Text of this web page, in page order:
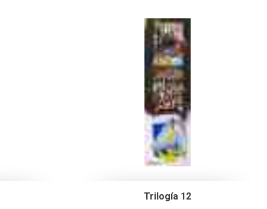
Trilogía 12